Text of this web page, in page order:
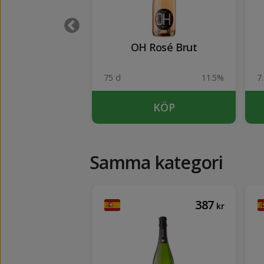
OH Rosé Brut
75 cl 11.5%
KÖP
Samma kategori
387 kr